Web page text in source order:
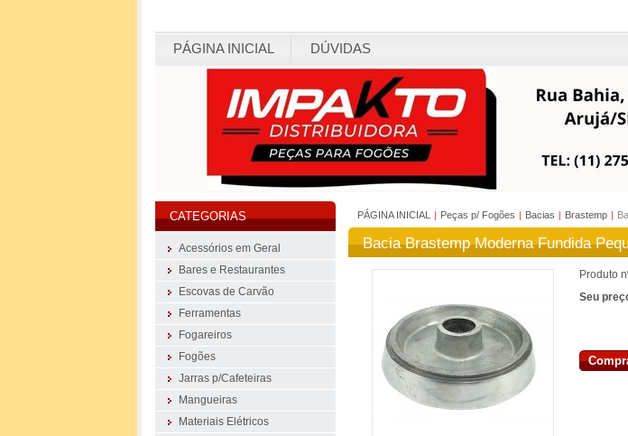
PÁGINA INICIAL DÚVIDAS
PÁGINA INICIAL | Peças p/ Fogões | Bacias | Brastemp |
Bacia Brastemp Moderna Fundida
Produto
Seu
CATEGORIAS
Acessórios em Geral
Bares e Restaurantes
Escovas de Carvão
Ferramentas
Fogareiros
Fogões
Jarras p/Cafeteiras
Mangueiras
Materiais Elétricos